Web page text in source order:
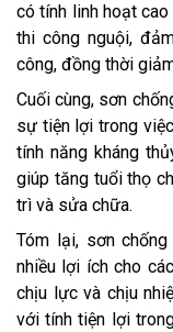
có tính linh hoạt
thi công nguội,
công, đồng thời
Cuối cùng, sơn
sự tiện lợi trong
tính năng kháng
giúp tăng tuổi thọ
trì và sửa chữa.
Tóm lại, sơn
nhiều lợi ích cho
chịu lực và chịu
với tính tiện lợi